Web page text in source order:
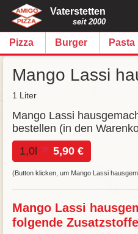
Vaterstetten
seit 2000
Pizza Burger Pasta
Mango Lassi
1 Liter
Mango Lassi
bestellen (in den
1,0l
5,90 €
(Button klicken, um Mango Lassi
Mango Lassi
folgende